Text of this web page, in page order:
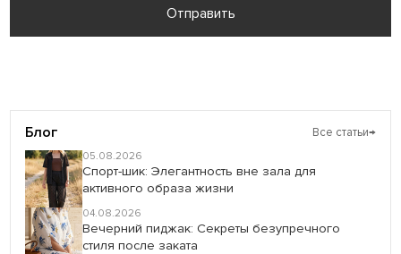
Отправить
Блог Все статьи→
05.08.2026
Спорт-шик: Элегантность вне зала для
активного образа жизни
04.08.2026
Вечерний пиджак: Секреты безупречного
стиля после заката